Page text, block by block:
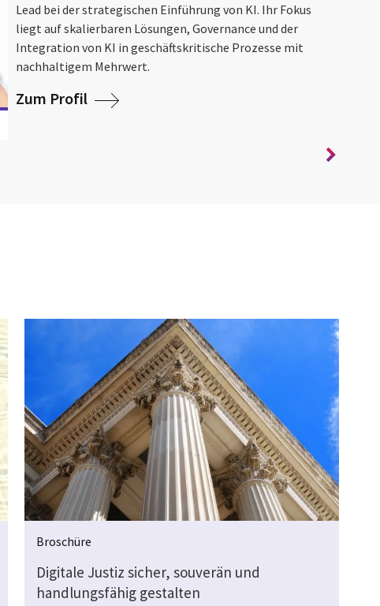
Lead bei der strategischen Einführung von KI. Ihr Fokus
liegt auf skalierbaren Lösungen, Governance und der
Integration von KI in geschäftskritische Prozesse mit
nachhaltigem Mehrwert.
Zum Profil
Broschüre
Digitale Justiz sicher, souverän und
handlungsfähig gestalten